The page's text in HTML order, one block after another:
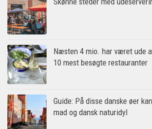
Næsten 4 mio. har været ude
10 mest besøgte restauranter
Guide: På disse danske øer
mad og dansk naturidyl